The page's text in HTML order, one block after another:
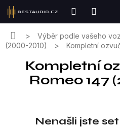
Přejít
obsah
DomůVýběr podle vašeho
(2000-2010)
Kompletní
Kompletní
Romeo 147
Nenašli jste